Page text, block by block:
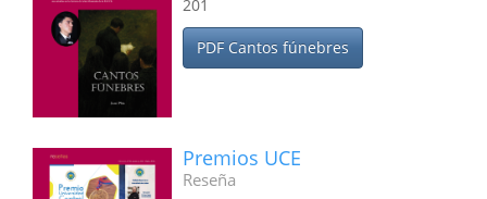
201
PDF Cantos fúnebres
Premios UCE
Reseña